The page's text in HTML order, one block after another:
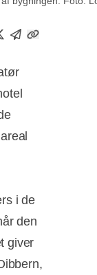
i de
den
giver